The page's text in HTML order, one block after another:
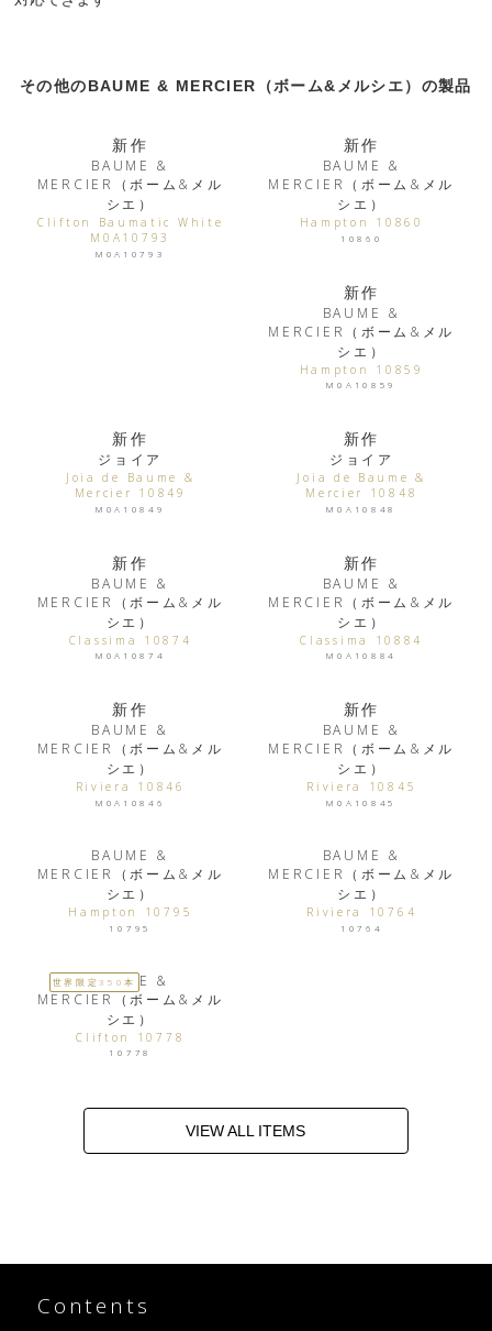
その他のBAUME & MERCIER（ボーム&メルシエ）の製品
新作
BAUME &
MERCIER（ボーム&メル
シエ）
Clifton Baumatic White
M0A10793
M0A10793
新作
BAUME &
MERCIER（ボーム&メル
シエ）
Hampton 10860
10860
新作
BAUME &
MERCIER（ボーム&メル
シエ）
Hampton 10859
M0A10859
新作
ジョイア
Joia de Baume &
Mercier 10849
M0A10849
新作
ジョイア
Joia de Baume &
Mercier 10848
M0A10848
新作
BAUME &
MERCIER（ボーム&メル
シエ）
Classima 10874
M0A10874
新作
BAUME &
MERCIER（ボーム&メル
シエ）
Classima 10884
M0A10884
新作
BAUME &
MERCIER（ボーム&メル
シエ）
Riviera 10846
M0A10846
新作
BAUME &
MERCIER（ボーム&メル
シエ）
Riviera 10845
M0A10845
BAUME &
MERCIER（ボーム&メル
シエ）
Hampton 10795
10795
BAUME &
MERCIER（ボーム&メル
シエ）
Riviera 10764
10764
世界限定350本
BAUME &
MERCIER（ボーム&メル
シエ）
Clifton 10778
10778
VIEW ALL ITEMS
Contents